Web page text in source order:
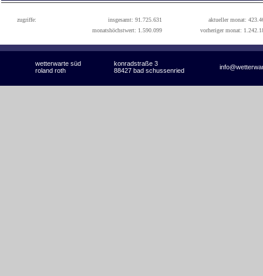
zugriffe: insgesamt: 91.725.631
aktueller monat:
monatshöchstwert: 1.590.099
vorheriger monat:
wetterwarte süd konradstraße 3
roland roth 88427 bad schussenried